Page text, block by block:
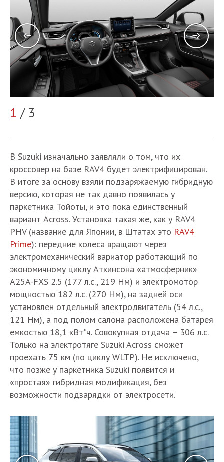
1 / 3
В Suzuki изначально заявляли о том, что их
кроссовер на базе RAV4 будет электрифицирован.
В итоге за основу взяли подзаряжаемую гибридную
версию, которая не так давно появилась у
паркетника Тойоты, и это пока единственный
вариант Across. Установка такая же, как у RAV4
PHV (название для Японии, в Штатах это RAV4
Prime): передние колеса вращают через
электромеханический вариатор работающий по
экономичному циклу Аткинсона «атмосферник»
A25A-FXS 2.5 (177 л.с., 219 Нм) и электромотор
мощностью 182 л.с. (270 Нм), на задней оси
установлен отдельный электродвигатель (54 л.с.,
121 Нм), а под полом салона расположена батарея
емкостью 18,1 кВт*ч. Совокупная отдача – 306 л.с.
Только на электротяге Suzuki Across сможет
проехать 75 км (по циклу WLTP). Не исключено,
что позже у паркетника Suzuki появится и
«простая» гибридная модификация, без
возможности подзарядки от электросети.